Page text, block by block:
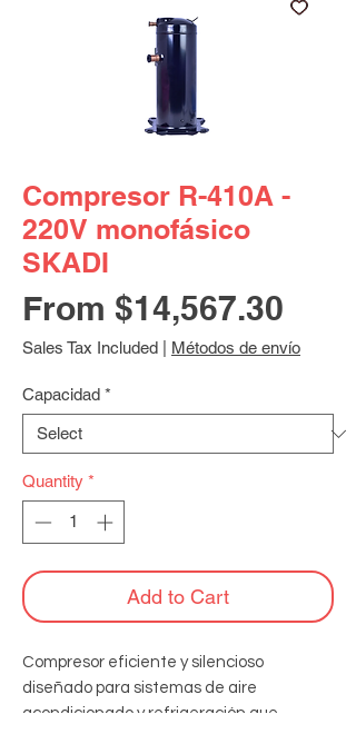
Compresor R-410A -
220V monofásico
SKADI
From $14,567.30
Price
Sales Tax Included Métodos de envío
Capacidad *
Quantity *
Add to Cart
Compresor eficiente y silencioso
diseñado para sistemas de aire
acondicionado y refrigeración que